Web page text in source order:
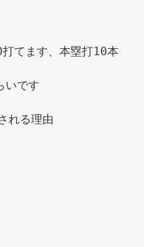
てます、本塁打10本
いです
れる理由